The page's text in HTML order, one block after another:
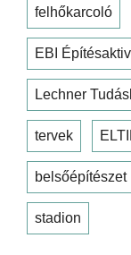
felhőkarcoló
EBI
Lechner
tervek
belsőépítészet
stadion